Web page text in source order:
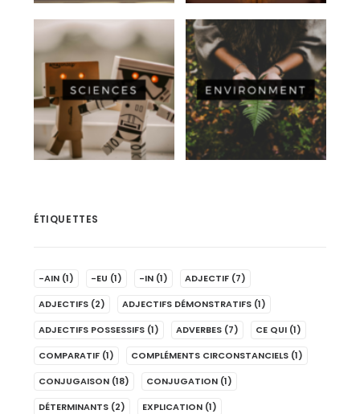
ÉTIQUETTES
-AIN (1) -EU (1) -IN (1) ADJECTIF (7)
ADJECTIFS (2) ADJECTIFS DÉMONSTRATIFS (1)
ADJECTIFS POSSESSIFS (1) ADVERBES (7) CE QUI (1)
COMPARATIF (1) COMPLÉMENTS CIRCONSTANCIELS (1)
CONJUGAISON (18) CONJUGATION (1)
DÉTERMINANTS (2) EXPLICATION (1)